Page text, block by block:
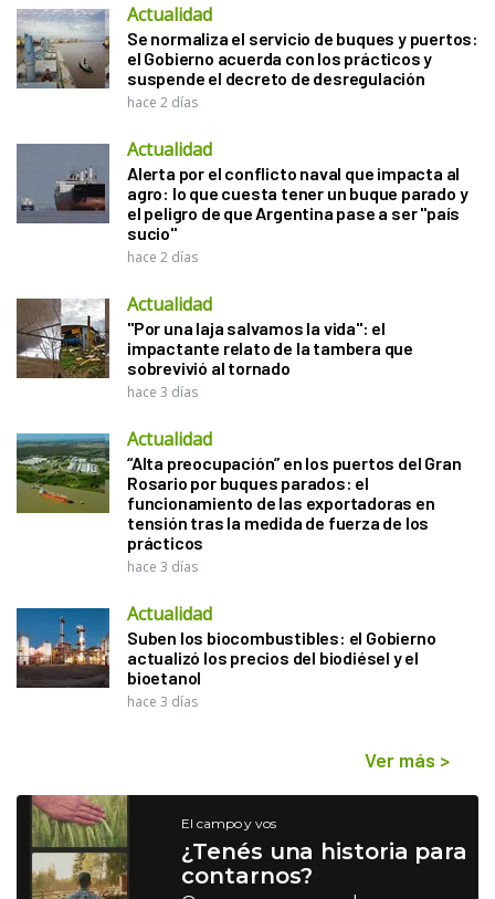
Actualidad
Se normaliza el servicio de buques y puertos:
el Gobierno acuerda con los prácticos y
suspende el decreto de desregulación
hace 2 días
Actualidad
Alerta por el conflicto naval que impacta al
agro: lo que cuesta tener un buque parado y
el peligro de que Argentina pase a ser "país
sucio"
hace 2 días
Actualidad
"Por una laja salvamos la vida": el
impactante relato de la tambera que
sobrevivió al tornado
hace 3 días
Actualidad
“Alta preocupación” en los puertos del Gran
Rosario por buques parados: el
funcionamiento de las exportadoras en
tensión tras la medida de fuerza de los
prácticos
hace 3 días
Actualidad
Suben los biocombustibles: el Gobierno
actualizó los precios del biodiésel y el
bioetanol
hace 3 días
Ver más >
El campo y vos
¿Tenés una historia para
contarnos?